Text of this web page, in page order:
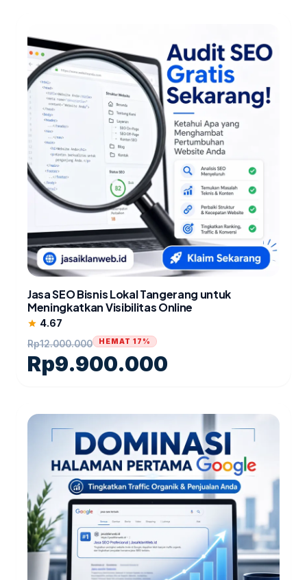
Jasa SEO Bisnis Lokal Tangerang untuk
Meningkatkan Visibilitas Online
star 4.67
Rp12.000.000
Rp9.900.000
HEMAT 17%